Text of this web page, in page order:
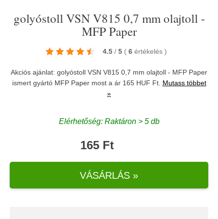
golyóstoll VSN V815 0,7 mm olajtoll -
MFP Paper
4.5 / 5 ( 6 értékelés )
Akciós ajánlat: golyóstoll VSN V815 0,7 mm olajtoll - MFP Paper
ismert gyártó MFP Papermost a ár 165 HUF Ft. Mutass többet
»
Elérhetőség: Raktáron > 5 db
165 Ft
VÁSÁRLÁS »